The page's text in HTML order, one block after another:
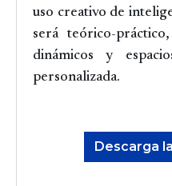
uso creativo de
será teórico-
dinámicos y
personalizada.
Descarga